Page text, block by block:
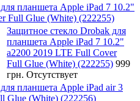
планшета Apple iPad 7 10.2"
Full Glue (White) (222255)
Защитное стекло Drobak для
планшета Apple iPad 7 10.2"
a2200 2019 LTE Full Cover
Full Glue (White) (222255) 999
грн. Отсутствует
планшета Apple iPad air 3
Glue (White) (222256)